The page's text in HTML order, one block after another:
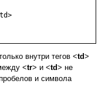
внутри тегов <td>
<tr> и <td> не
и символа